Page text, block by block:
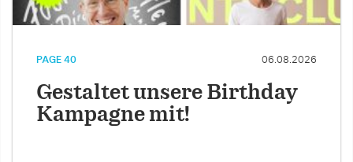
PAGE 40 06.08.2026
Gestaltet unsere Birthday
Kampagne mit!